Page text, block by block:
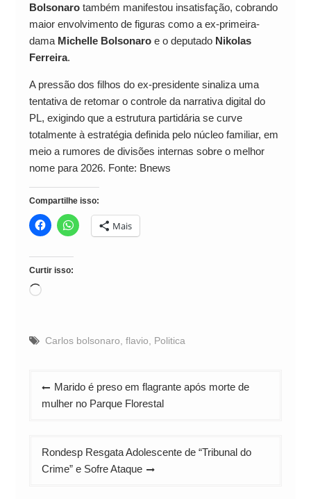
Bolsonarotambém manifestou insatisfação, cobrando
maior envolvimento de figuras como a ex-primeira-
dama Michelle Bolsonaroe o deputado Nikolas
Ferreira.
A pressão dos filhos do ex-presidente sinaliza uma
tentativa de retomar o controle da narrativa digital do
PL, exigindo que a estrutura partidária se curve
totalmente à estratégia definida pelo núcleo familiar, em
meio a rumores de divisões internas sobre o melhor
nome para 2026. Fonte: Bnews
Compartilhe isso:
Mais
Curtir isso:
Carregando...
Carlos bolsonaro flavio Politica
Navegação
de
Marido é preso em flagrante após morte de
mulher no Parque Florestal
Rondesp Resgata Adolescente de “Tribunal do
Crime” e Sofre Ataque